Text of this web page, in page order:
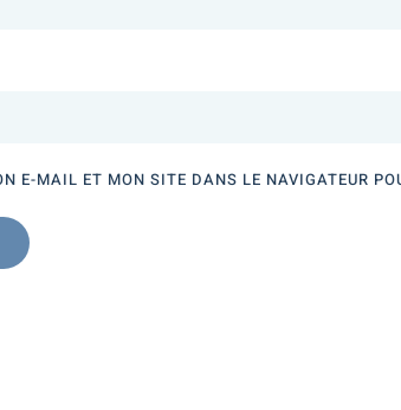
E-MAIL ET MON SITE DANS LE NAVIGATEUR